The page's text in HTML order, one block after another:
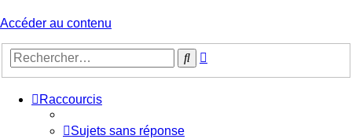
Accéder au contenu
Rechercher
Raccourcis
Sujets sans réponse